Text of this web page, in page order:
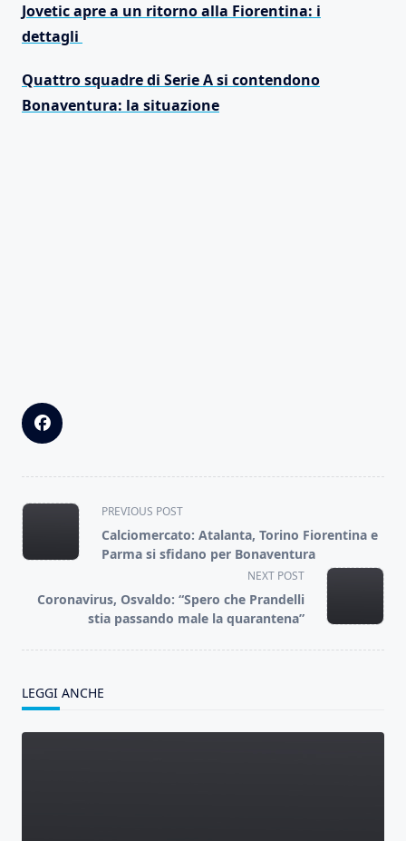
Jovetic apre a un ritorno alla Fiorentina: i
dettagli
Quattro squadre di Serie A si contendono
Bonaventura: la situazione
<span
class="nav-
subtitle
reader-
text">Page</span>
PREVIOUS POST
Calciomercato: Atalanta, Torino Fiorentina e
Parma si sfidano per Bonaventura
NEXT POST
Coronavirus, Osvaldo: “Spero che Prandelli
stia passando male la quarantena”
LEGGI ANCHE